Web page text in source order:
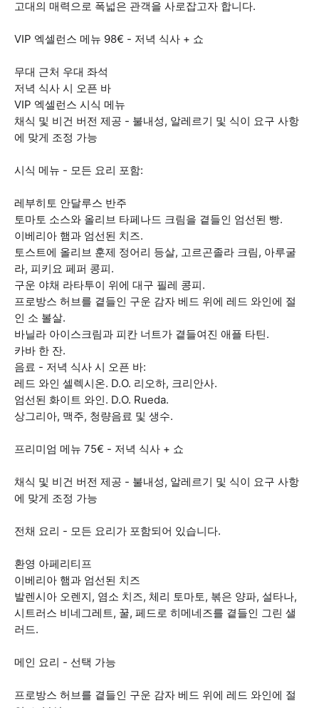
고대의 매력으로 폭넓은 관객을 사로잡고자 합니다.
VIP 엑셀런스 메뉴 98€ - 저녁 식사 + 쇼
무대 근처 우대 좌석
저녁 식사 시 오픈 바
VIP 엑셀런스 시식 메뉴
채식 및 비건 버전 제공 - 불내성, 알레르기 및 식이 요구 사항
에 맞게 조정 가능
시식 메뉴 - 모든 요리 포함:
레부히토 안달루스 반주
토마토 소스와 올리브 타페나드 크림을 곁들인 엄선된 빵.
이베리아 햄과 엄선된 치즈.
토스트에 올리브 훈제 정어리 등살, 고르곤졸라 크림, 아루굴
라, 피키요 페퍼 콩피.
구운 야채 라타투이 위에 대구 필레 콩피.
프로방스 허브를 곁들인 구운 감자 베드 위에 레드 와인에 절
인 소 볼살.
바닐라 아이스크림과 피칸 너트가 곁들여진 애플 타틴.
카바 한 잔.
음료 - 저녁 식사 시 오픈 바:
레드 와인 셀렉시온. D.O. 리오하, 크리안사.
엄선된 화이트 와인. D.O. Rueda.
상그리아, 맥주, 청량음료 및 생수.
프리미엄 메뉴 75€ - 저녁 식사 + 쇼
채식 및 비건 버전 제공 - 불내성, 알레르기 및 식이 요구 사항
에 맞게 조정 가능
전채 요리 - 모든 요리가 포함되어 있습니다.
환영 아페리티프
이베리아 햄과 엄선된 치즈
발렌시아 오렌지, 염소 치즈, 체리 토마토, 볶은 양파, 설타나,
시트러스 비네그레트, 꿀, 페드로 히메네즈를 곁들인 그린 샐
러드.
메인 요리 - 선택 가능
프로방스 허브를 곁들인 구운 감자 베드 위에 레드 와인에 절